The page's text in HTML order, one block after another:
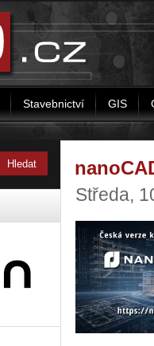
Stavebnictví GIS
Středa,